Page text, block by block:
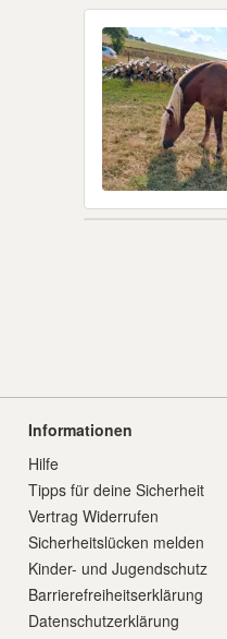
Informationen
Hilfe
Tipps für deine Sicherheit
Vertrag Widerrufen
Sicherheitslücken melden
Kinder- und Jugendschutz
Barrierefreiheitserklärung
Datenschutzerklärung